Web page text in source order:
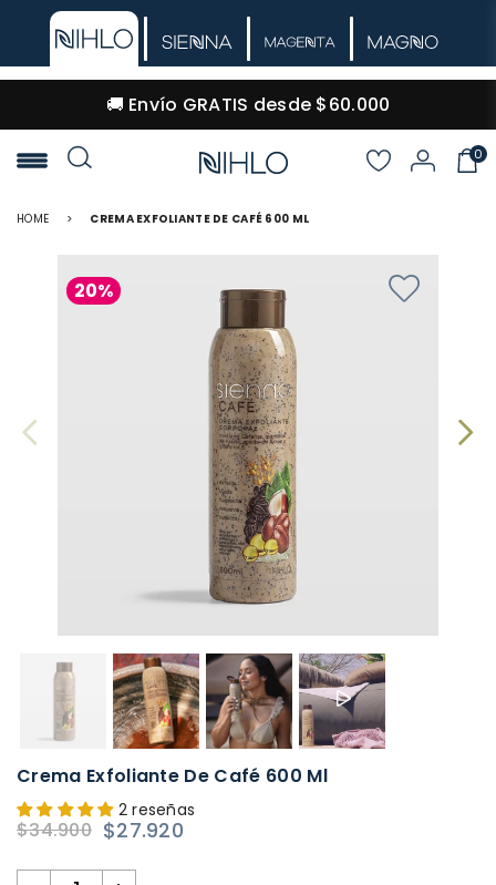
🚚 Envío GRATIS desde $60.000
NIHLO
0
HOME > CREMA EXFOLIANTE DE CAFÉ 600 ML
20%
Crema Exfoliante De Café 600 Ml
2 reseñas
Precio
habitual
$34.900 $27.920